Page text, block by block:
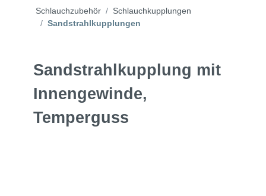
Schlauchzubehör
Schlauchkupplungen
Sandstrahlkupplungen
Sandstrahlkupplung mit
Innengewinde,
Temperguss